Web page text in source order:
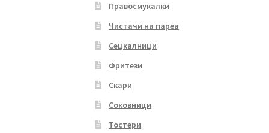
Правосмукалки
Чистачи на пареа
Сецкалници
Фритези
Скари
Соковници
Тостери